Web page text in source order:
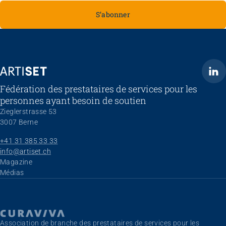
S’abonner
ARTISET
Fédération des prestataires de services pour les
personnes ayant besoin de soutien
Zieglerstrasse 53
3007 Berne
+41 31 385 33 33
info@artiset.ch
Aller au contenu
Magazine
Médias
Association de branche des prestataires de services pour les